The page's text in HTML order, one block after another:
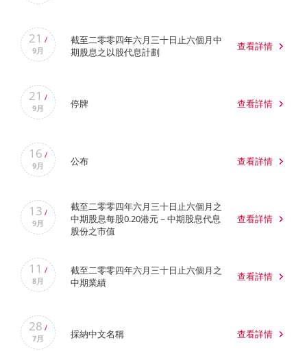
21 /
9月
截至二零零四年六月三十日止六個月中
期股息之以股代息計劃
查看詳情
21 /
9月
停牌 查看詳情
16 /
9月
公布 查看詳情
13 /
9月
截至二零零四年六月三十日止六個月之
中期股息每股0.20港元－中期股息代息
股份之市值
查看詳情
11 /
8月
截至二零零四年六月三十日止六個月之
中期業績
查看詳情
28 /
7月
採納中文名稱 查看詳情